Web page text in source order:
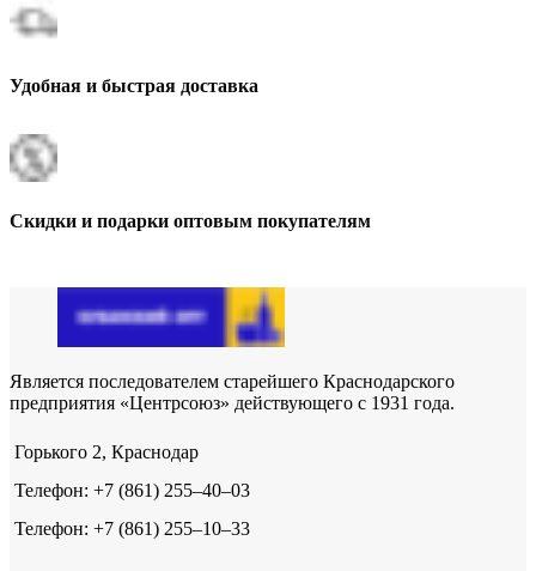
Удобная и быстрая доставка
Скидки и подарки оптовым покупателям
Является последователем старейшего Краснодарского
предприятия «Центрсоюз» действующего с 1931 года.
Горького 2, Краснодар
Телефон: +7 (861) 255‒40‒03
Телефон: +7 (861) 255‒10‒33